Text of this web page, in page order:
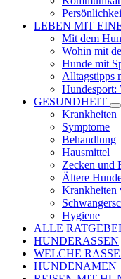
LEBEN MIT
Mit dem
Wohin mit
Hunde mit
Alltagstipps
Hundesport:
GESUNDHEIT
Krankheiten
Symptome
Behandlung
Hausmittel
Zecken und
Ältere
Krankheiten
Hygiene
ALLE
HUNDERASSEN
WELCHE
HUNDENAMEN